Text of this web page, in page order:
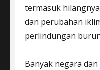
termasuk
dan perubahan
perlindungan
Banyak negara